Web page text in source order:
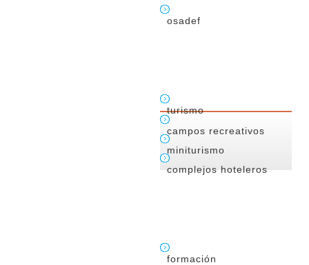
osadef
turismo
campos recreativos
miniturismo
complejos hoteleros
formación